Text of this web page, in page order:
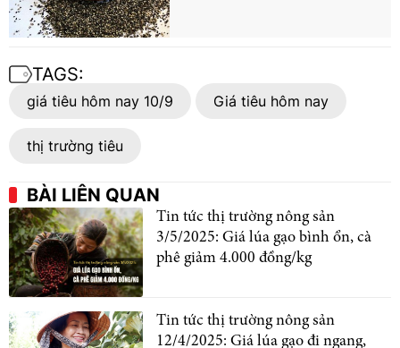
TAGS:
giá tiêu hôm nay 10/9 Giá tiêu hôm nay
thị trường tiêu
BÀI LIÊN QUAN
Tin tức thị trường nông sản
3/5/2025: Giá lúa gạo bình ổn, cà
phê giảm 4.000 đồng/kg
Tin tức thị trường nông sản
12/4/2025: Giá lúa gạo đi ngang,